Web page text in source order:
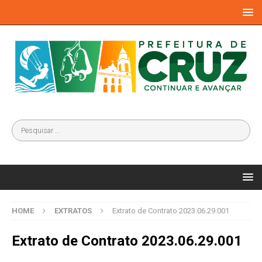
HOME EXTRATOS Extrato de Contrato 2023.06.29.001
Extrato de Contrato 2023.06.29.001